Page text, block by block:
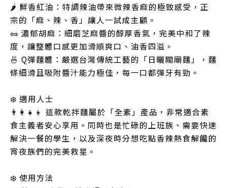
🌶️ 鮮香紅油：特調辣油帶來微辣香麻的極致感受，正
宗的「麻、辣、香」讓人一試成主顧。
🥜 濃郁胡麻：細磨芝麻醬的醇厚香氣，完美中和了辣
度，讓整體口感更加滑順爽口、油香四溢。
🍜 Q彈麵體：嚴選台灣傳統工藝的「日曬關廟麵」，麵
條細滑且吸附醬汁能力極佳，每一口都彈牙有勁。
❄️ 適用人士
👨‍👩‍👧‍👦 這款乾拌麵屬於「全素」產品，非常適合素
食主義者安心享用。同時也是忙碌的上班族、需要快速
解決一餐的學生，以及深夜時分想吃點香辣熱食解饞的
宵夜族們的完美救星。
❄️ 使用方法